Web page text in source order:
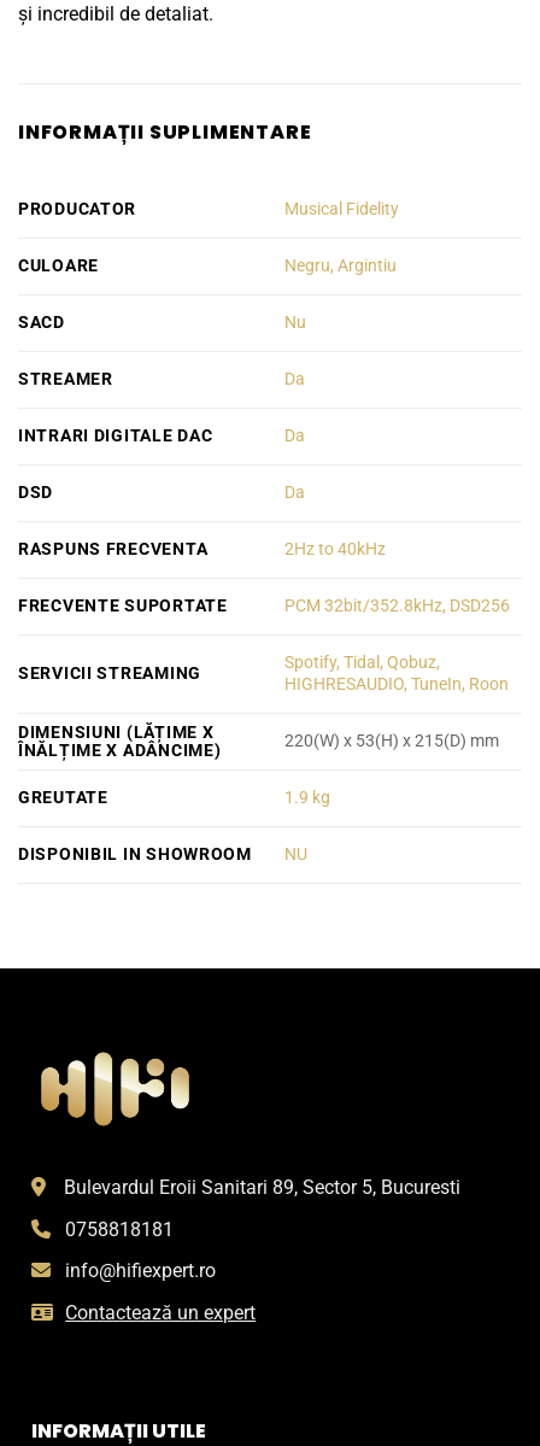
și incredibil de detaliat.
INFORMAȚII SUPLIMENTARE
PRODUCATOR Musical Fidelity
CULOARE Negru, Argintiu
SACD Nu
STREAMER Da
INTRARI DIGITALE DAC Da
DSD Da
RASPUNS FRECVENTA 2Hz to 40kHz
FRECVENTE SUPORTATE PCM 32bit/352.8kHz, DSD256
SERVICII STREAMING
Spotify, Tidal, Qobuz,
HIGHRESAUDIO, TuneIn, Roon
DIMENSIUNI (LĂȚIME X
ÎNĂLȚIME X ADÂNCIME)
220(W) x 53(H) x 215(D) mm
GREUTATE 1.9 kg
DISPONIBIL IN SHOWROOM NU
Bulevardul Eroii Sanitari 89, Sector 5, Bucuresti
0758818181
info@hifiexpert.ro
Contactează un expert
INFORMAȚII UTILE